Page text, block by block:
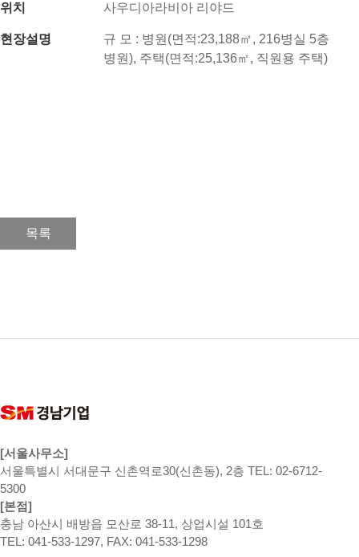
위치 사우디아라비아 리야드
현장설명
규 모 : 병원(면적:23,188㎡, 216병실 5층
병원), 주택(면적:25,136㎡, 직원용 주택)
목록
[서울사무소]
서울특별시 서대문구 신촌역로30(신촌동), 2층 TEL: 02-6712-
5300
[본점]
충남 아산시 배방읍 모산로 38-11, 상업시설 101호
TEL: 041-533-1297, FAX: 041-533-1298